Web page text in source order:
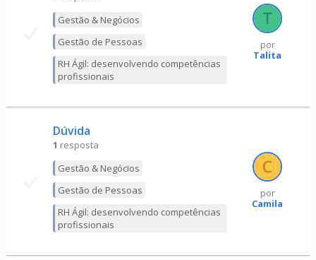
Gestão & Negócios
Gestão de Pessoas
RH Ágil: desenvolvendo competências
profissionais
por
Talita
Dúvida
1 resposta
Gestão & Negócios
Gestão de Pessoas
RH Ágil: desenvolvendo competências
profissionais
por
Camila